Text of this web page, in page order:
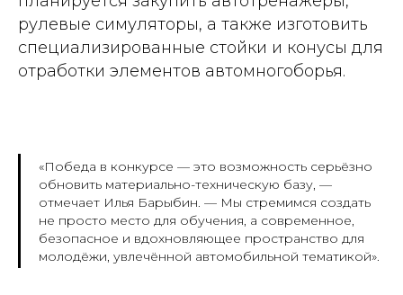
рулевые симуляторы, а также изготовить
специализированные стойки и конусы для
отработки элементов автомногоборья.
«Победа в конкурсе — это возможность серьёзно
обновить материально-техническую базу, —
отмечает Илья Барыбин. — Мы стремимся создать
не просто место для обучения, а современное,
безопасное и вдохновляющее пространство для
молодёжи, увлечённой автомобильной тематикой».